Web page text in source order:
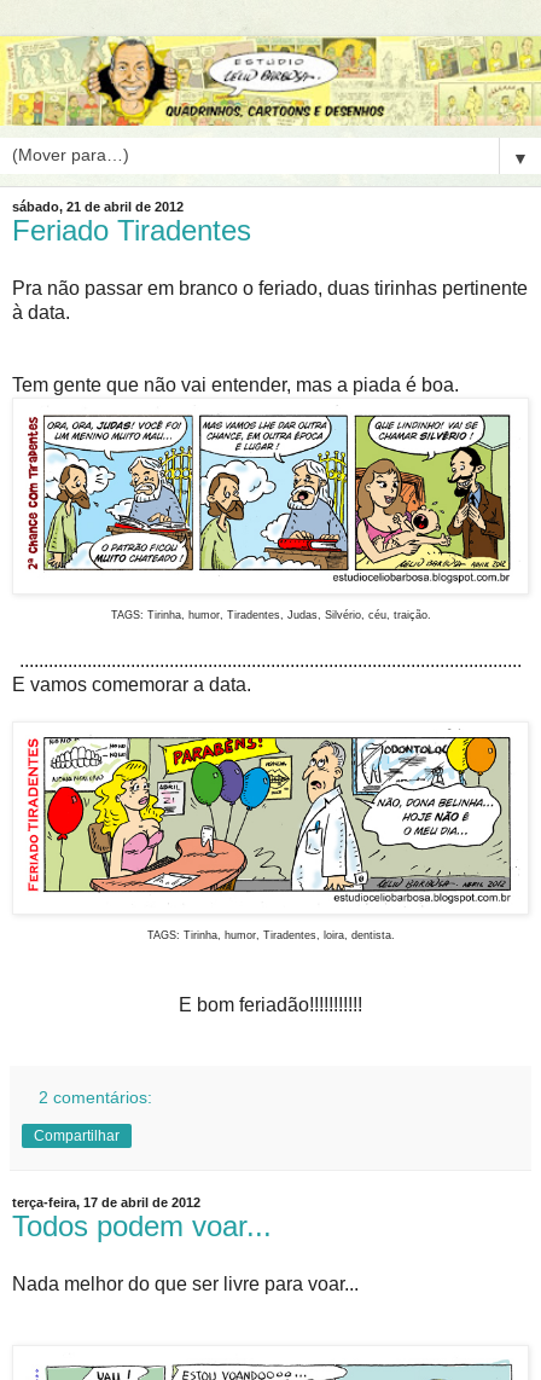
▼
sábado, 21 de abril de 2012
Feriado Tiradentes
Pra não passar em branco o feriado, duas tirinhas pertinente
à data.
Tem gente que não vai entender, mas a piada é boa.
TAGS: Tirinha, humor, Tiradentes, Judas, Silvério, céu, traição.
........................................................................................................
E vamos comemorar a data.
TAGS: Tirinha, humor, Tiradentes, loira, dentista.
E bom feriadão!!!!!!!!!!!
2 comentários:
Compartilhar
terça-feira, 17 de abril de 2012
Todos podem voar...
Nada melhor do que ser livre para voar...